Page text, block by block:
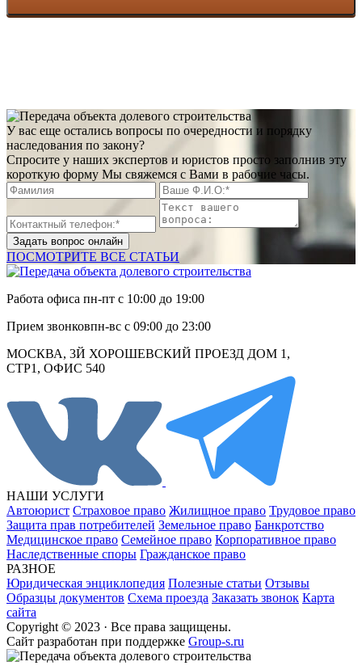
У вас еще остались вопросы по очередности и порядку
наследования по закону?
Спросите у наших экспертов и юристов просто заполнив эту
короткую форму Мы свяжемся с Вами в рабочие часы.
Задать вопрос онлайн
ПОСМОТРИТЕ ВСЕ СТАТЬИ
Работа офиса пн-пт с 10:00 до 19:00
Прием звонковпн-вс с 09:00 до 23:00
МОСКВА, 3Й ХОРОШЕВСКИЙ ПРОЕЗД ДОМ 1,
СТР1, ОФИС 540
НАШИ УСЛУГИ
Автоюрист Страховое право Жилищное право Трудовое право
Защита прав потребителей Земельное право Банкротство
Медицинское право Семейное право Корпоративное право
Наследственные споры Гражданское право
РАЗНОЕ
Юридическая энциклопедия Полезные статьи Отзывы
Образцы документов Схема проезда Заказать звонок Карта
сайта
Copyright © 2023 · Все права защищены.
Cайт разработан при поддержке Group-s.ru